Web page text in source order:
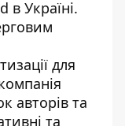
в Україні.
для
авторів та
та